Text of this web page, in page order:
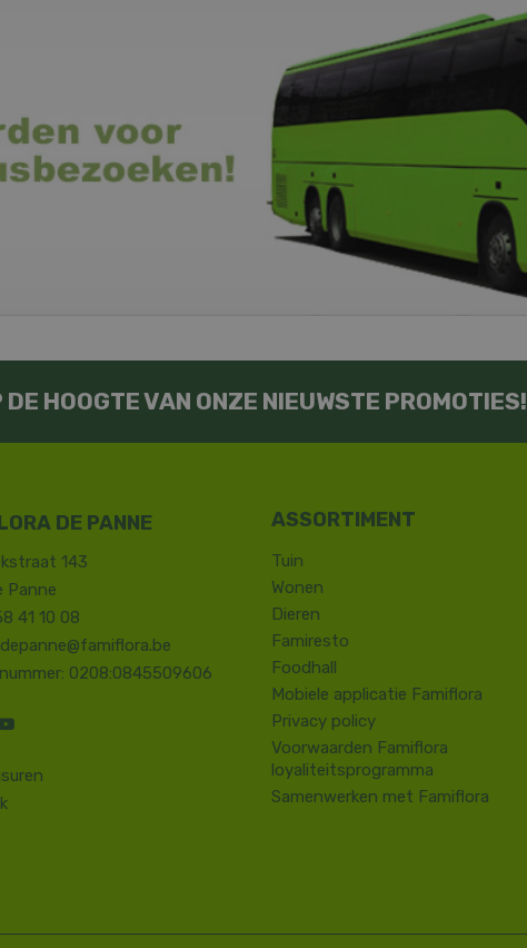
HOOGTE VAN ONZE NIEUWSTE PROMOTIES!
DE PANNE
143
Panne
41 10 08
0208:0845509606
Tuin
Wonen
Dieren
Famiresto
Foodhall
Mobiele applicatie Famiflora
Privacy policy
Voorwaarden Famiflora
loyaliteitsprogramma
Samenwerken met Famiflora